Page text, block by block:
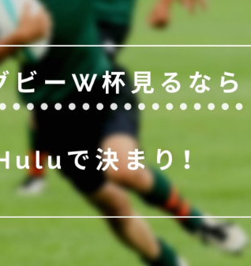
働き方
note
カテゴリ一覧